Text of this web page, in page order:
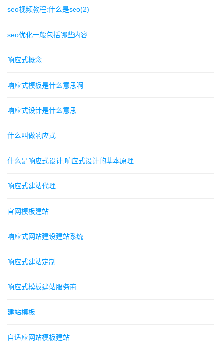
seo视频教程:什么是seo(2)
seo优化一般包括哪些内容
响应式概念
响应式模板是什么意思啊
响应式设计是什么意思
什么叫做响应式
什么是响应式设计,响应式设计的基本原理
响应式建站代理
官网模板建站
响应式网站建设建站系统
响应式建站定制
响应式模板建站服务商
建站模板
自适应网站模板建站